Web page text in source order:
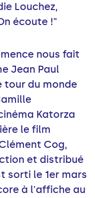
Louchez,
écoute !"
nous fait
Jean Paul
tour du monde
Katorza
le film
Cog,
et distribué
sorti le 1er mars
à l'affiche au